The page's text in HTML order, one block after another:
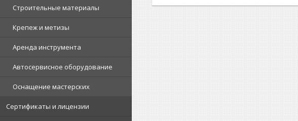
Строительные материалы
Крепеж и метизы
Аренда инструмента
Автосервисное оборудование
Оснащение мастерских
Сертификаты и лицензии